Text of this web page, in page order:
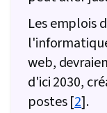
Les emplois
web,
d'ici 2030,
postes [2].